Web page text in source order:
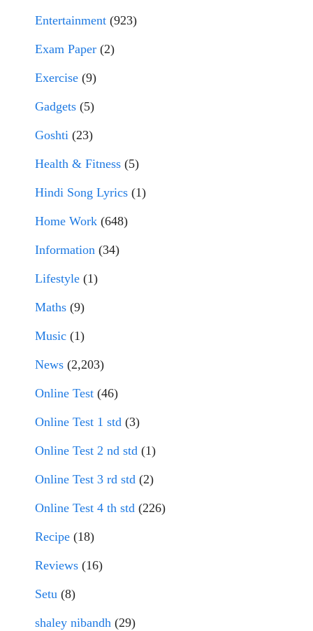
Entertainment (923)
Exam Paper (2)
Exercise (9)
Gadgets (5)
Goshti (23)
Health & Fitness (5)
Hindi Song Lyrics (1)
Home Work (648)
Information (34)
Lifestyle (1)
Maths (9)
Music (1)
News (2,203)
Online Test (46)
Online Test 1 std (3)
Online Test 2 nd std (1)
Online Test 3 rd std (2)
Online Test 4 th std (226)
Recipe (18)
Reviews (16)
Setu (8)
shaley nibandh (29)